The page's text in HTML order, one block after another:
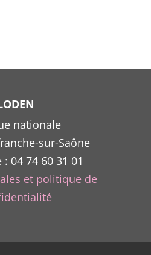
nationale
sur-Saône
04 74 60 31 01
et politique de